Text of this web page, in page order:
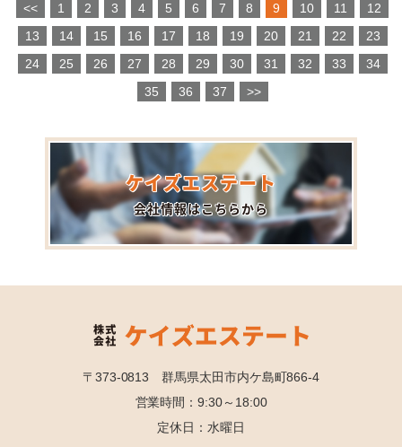
<< 1 2 3 4 5 6 7 8 9 10 11
12
13
14 15 16 17 18 19 20 21 22
23
24
25 26 27 28 29 30 31 32 33
34
35
36 37 >>
ケイズエステート
会社情報はこちらから
〒373-0813 群馬県太田市内ケ島町866-4
営業時間：9:30～18:00
定休日：水曜日